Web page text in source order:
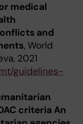
medical
and
, World
2021
guidelines-
criteria An